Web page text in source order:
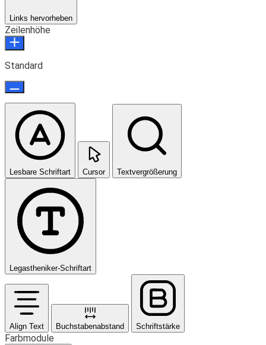
Links hervorheben
Zeilenhöhe
Standard
Lesbare Schriftart Cursor Textvergrößerung
Legastheniker-Schriftart
Align Text Buchstabenabstand Schriftstärke
Farbmodule